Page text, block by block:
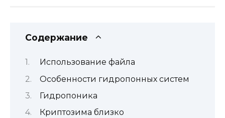
Содержание
Использование файла
Особенности гидропонных систем
Гидропоника
Криптозима близко